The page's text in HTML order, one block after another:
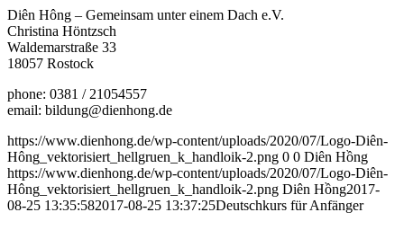
Diên Hông – Gemeinsam unter einem Dach e.V.
Christina Höntzsch
Waldemarstraße 33
18057 Rostock
phone: 0381 / 21054557
email: bildung@dienhong.de
https://www.dienhong.de/wp-content/uploads/2020/07/Logo-Diên-
Hông_vektorisiert_hellgruen_k_handloik-2.png 0 0 Diên Hồng
https://www.dienhong.de/wp-content/uploads/2020/07/Logo-Diên-
Hông_vektorisiert_hellgruen_k_handloik-2.png Diên Hồng2017-
08-25 13:35:582017-08-25 13:37:25Deutschkurs für Anfänger